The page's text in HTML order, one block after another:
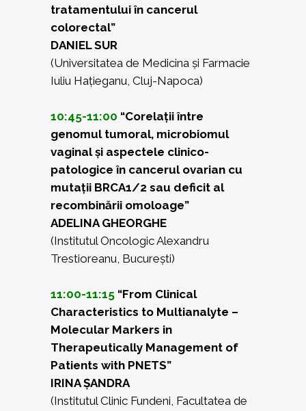
tratamentului în cancerul
colorectal”
DANIEL SUR
(Universitatea de Medicina și Farmacie
Iuliu Hațieganu, Cluj-Napoca)
10:45-11:00 “Corelații între
genomul tumoral, microbiomul
vaginal și aspectele clinico-
patologice în cancerul ovarian cu
mutații BRCA1/2 sau deficit al
recombinării omoloage”
ADELINA GHEORGHE
(Institutul Oncologic Alexandru
Trestioreanu, București)
11:00-11:15 “From Clinical
Characteristics to Multianalyte –
Molecular Markers in
Therapeutically Management of
Patients with PNETS”
IRINA ȘANDRA
(Institutul Clinic Fundeni, Facultatea de